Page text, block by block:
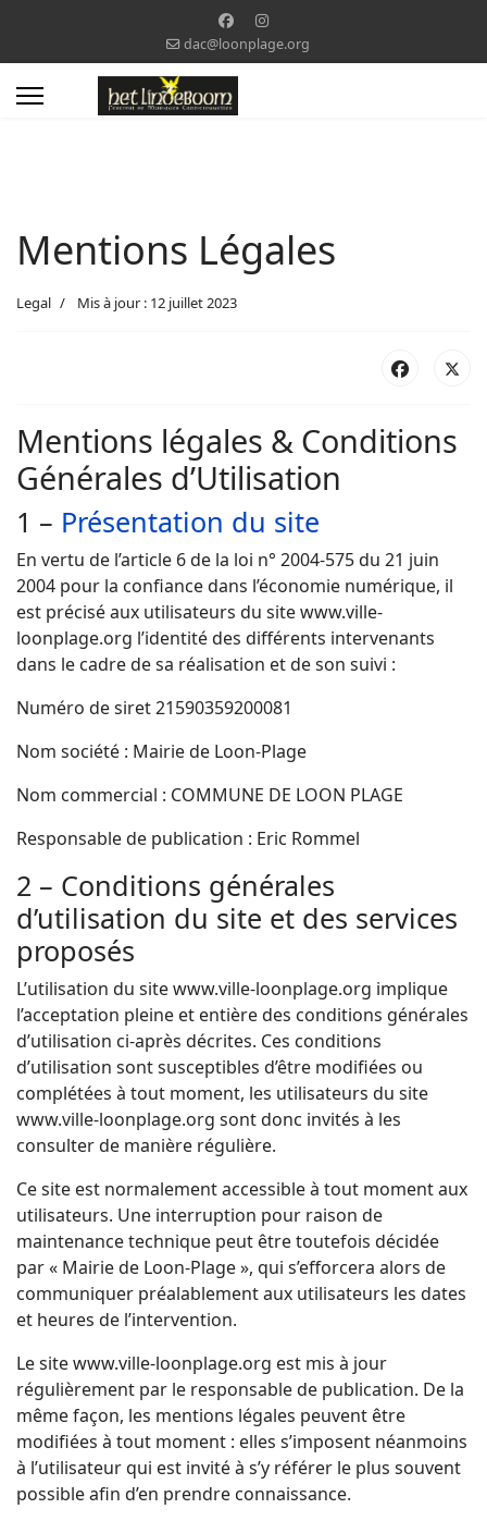
dac@loonplage.org
Mentions Légales
Legal Mis à jour : 12 juillet 2023
Mentions légales & Conditions
Générales d’Utilisation
1 – Présentation du site
En vertu de l’article 6 de la loi n° 2004-575 du 21 juin
2004 pour la confiance dans l’économie numérique, il
est précisé aux utilisateurs du site www.ville-
loonplage.org l’identité des différents intervenants
dans le cadre de sa réalisation et de son suivi :
Numéro de siret 21590359200081
Nom société : Mairie de Loon-Plage
Nom commercial : COMMUNE DE LOON PLAGE
Responsable de publication : Eric Rommel
2 – Conditions générales
d’utilisation du site et des services
proposés
L’utilisation du site www.ville-loonplage.org implique
l’acceptation pleine et entière des conditions générales
d’utilisation ci-après décrites. Ces conditions
d’utilisation sont susceptibles d’être modifiées ou
complétées à tout moment, les utilisateurs du site
www.ville-loonplage.org sont donc invités à les
consulter de manière régulière.
Ce site est normalement accessible à tout moment aux
utilisateurs. Une interruption pour raison de
maintenance technique peut être toutefois décidée
par « Mairie de Loon-Plage », qui s’efforcera alors de
communiquer préalablement aux utilisateurs les dates
et heures de l’intervention.
Le site www.ville-loonplage.org est mis à jour
régulièrement par le responsable de publication. De la
même façon, les mentions légales peuvent être
modifiées à tout moment : elles s’imposent néanmoins
à l’utilisateur qui est invité à s’y référer le plus souvent
possible afin d’en prendre connaissance.